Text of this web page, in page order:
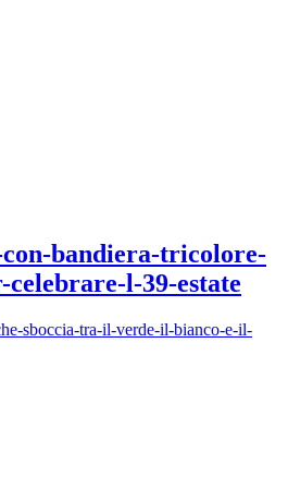
bandiera-tricolore-
l-39-estate